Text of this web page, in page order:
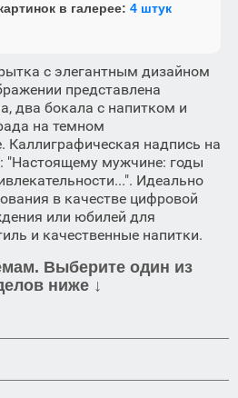
в галерее: 4 штук
с элегантным дизайном
представлена
два бокала с напитком и
на темном
Каллиграфическая надпись на
"Настоящему мужчине: годы
Идеально
в качестве цифровой
или юбилей для
и качественные напитки.
Выберите один из
ниже ↓